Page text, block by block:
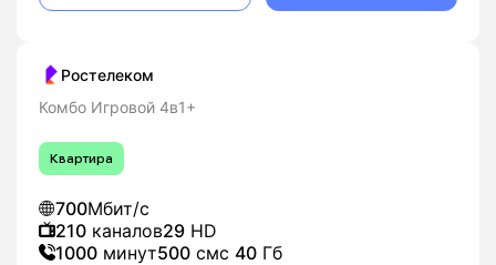
Ростелеком
Комбо Игровой 4в1+
Квартира
700Мбит/с
210 каналов29 HD
1000 минут500 смс 40 Гб